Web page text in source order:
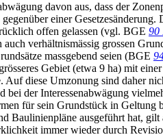
davon aus, dass der
einer
offen gelassen (vgl. BGE 90
verhältnismässig grossen
massgebend seien (BGE
Gebiet (etwa 9 ha) mit
Auf diese Umzonung sind daher
bei der Interessenabwägung
für sein Grundstück in Geltung
Baulinienpläne ausgeführt hat,
immer wieder durch